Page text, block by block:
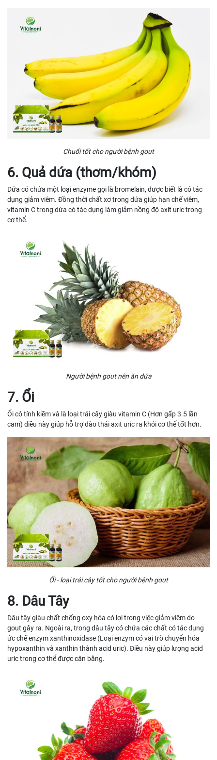
Chuối tốt cho người bệnh gout
6. Quả dứa (thơm/khóm)
Dứa có chứa một loại enzyme gọi là bromelain, được biết là có tác
dụng giảm viêm. Đồng thời chất xơ trong dứa giúp hạn chế viêm,
vitamin C trong dứa có tác dụng làm giảm nồng độ axit uric trong
cơ thể.
Người bệnh gout nên ăn dứa
7. Ổi
Ổi có tính kiềm và là loại trái cây giàu vitamin C (Hơn gấp 3.5 lần
cam) điều này giúp hỗ trợ đào thải axit uric ra khỏi cơ thể tốt hơn.
Ổi - loại trái cây tốt cho người bệnh gout
8. Dâu Tây
Dâu tây giàu chất chống oxy hóa có lợi trong việc giảm viêm do
gout gây ra. Ngoài ra, trong dâu tây có chứa các chất có tác dụng
ức chế enzym xanthinoxidase (Loại enzym có vai trò chuyển hóa
hypoxanthin và xanthin thành acid uric). Điều này giúp lượng acid
uric trong cơ thể được cân bằng.